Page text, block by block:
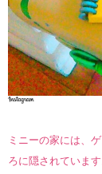
ミニーの家には、
ろに隠されています